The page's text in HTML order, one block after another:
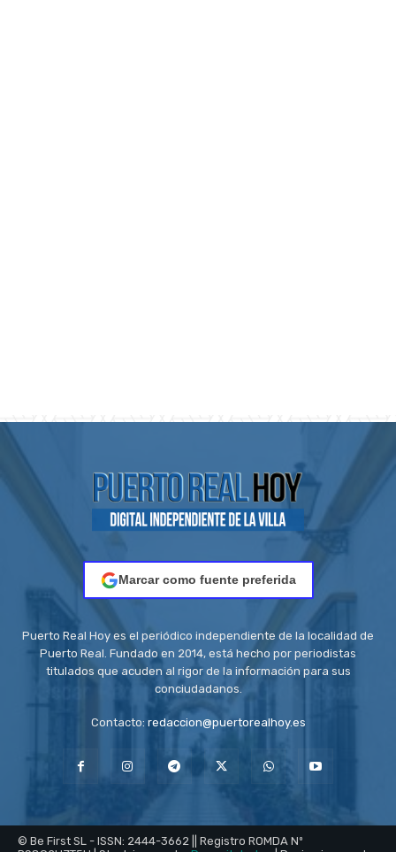
Marcar como fuente preferida
Puerto Real Hoy es el periódico independiente de la localidad de
Puerto Real. Fundado en 2014, está hecho por periodistas
titulados que acuden al rigor de la información para sus
conciudadanos.
Contacto: redaccion@puertorealhoy.es
© Be First SL - ISSN: 2444-3662 || Registro ROMDA Nº